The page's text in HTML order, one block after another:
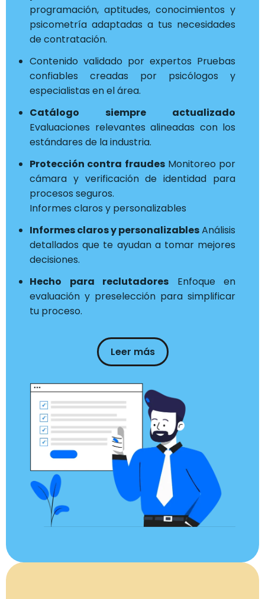
programación, aptitudes, conocimientos y
psicometría adaptadas a tus necesidades
de contratación.
Contenido validado por expertos Pruebas
confiables creadas por psicólogos y
especialistas en el área.
Catálogo siempre actualizado
Evaluaciones relevantes alineadas con los
estándares de la industria.
Protección contra fraudesMonitoreo por
cámara y verificación de identidad para
procesos seguros.
Informes claros y personalizables
Informes claros y personalizablesAnálisis
detallados que te ayudan a tomar mejores
decisiones.
Hecho para reclutadores Enfoque en
evaluación y preselección para simplificar
tu proceso.
Leer más